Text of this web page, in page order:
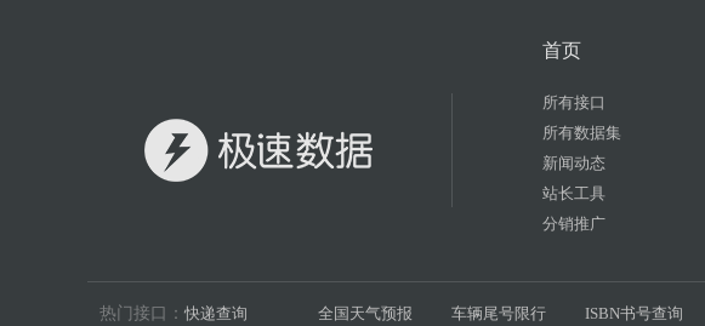
首页
所有接口
所有数据集
新闻动态
站长工具
分销推广
热门接口： 快递查询 全国天气预报 车辆尾号限行 ISBN书号查询